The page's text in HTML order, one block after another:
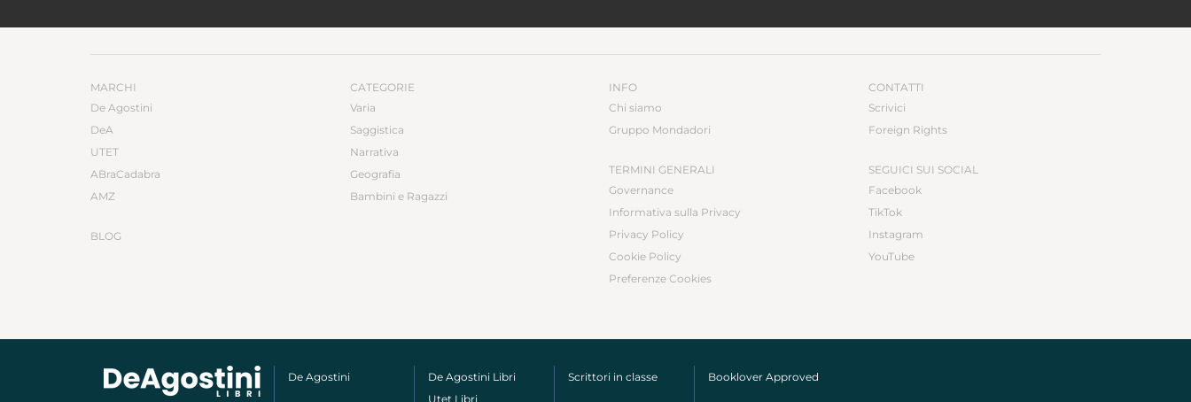
MARCHI
De Agostini
DeA
UTET
ABraCadabra
AMZ
BLOG
CATEGORIE
Varia
Saggistica
Narrativa
Geografia
Bambini e Ragazzi
INFO
Chi siamo
Gruppo Mondadori
TERMINI GENERALI
Governance
Informativa sulla Privacy
Privacy Policy
Cookie Policy
Preferenze Cookies
CONTATTI
Scrivici
Foreign Rights
SEGUICI SUI SOCIAL
Facebook
TikTok
Instagram
YouTube
De Agostini
De Agostini Libri
Utet Libri
Scrittori in classe Booklover Approved